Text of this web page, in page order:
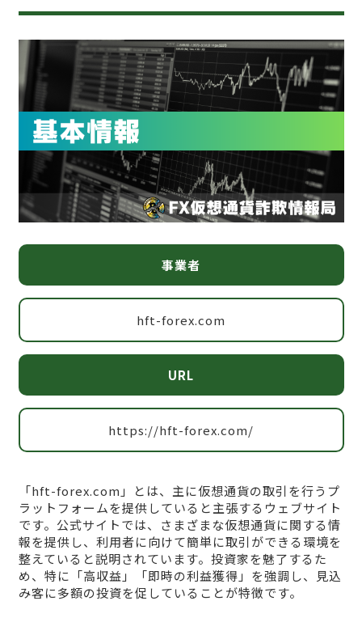
事業者
hft-forex.com
URL
https://hft-forex.com/
「hft-forex.com」とは、主に仮想通貨の取引を行うプ
ラットフォームを提供していると主張するウェブサイト
です。公式サイトでは、さまざまな仮想通貨に関する情
報を提供し、利用者に向けて簡単に取引ができる環境を
整えていると説明されています。投資家を魅了するた
め、特に「高収益」「即時の利益獲得」を強調し、見込
み客に多額の投資を促していることが特徴です。